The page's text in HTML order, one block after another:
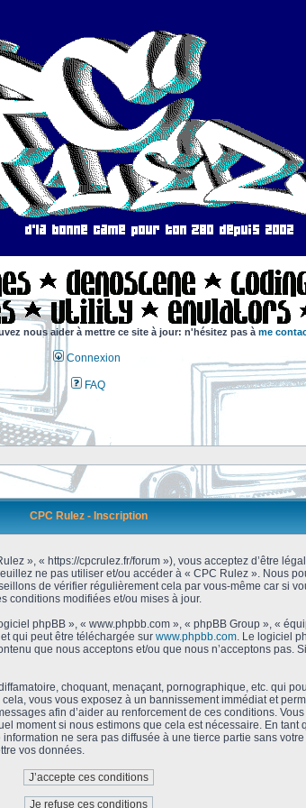
nous aider à mettre ce site à jour: n'hésitez pas à me
Connexion
FAQ
CPC Rulez - Inscription
», « https://cpcrulez.fr/forum »), vous acceptez d’être
ne pas utiliser et/ou accéder à « CPC Rulez ». Nous
de vérifier régulièrement cela par vous-même car si
conditions modifiées et/ou mises à jour.
phpBB », « www.phpbb.com », « phpBB Group », «
qui peut être téléchargée sur www.phpbb.com. Le logiciel
que nous acceptons et/ou que nous n’acceptons pas.
choquant, menaçant, pornographique, etc. qui
vous vous exposez à un bannissement immédiat et
afin d’aider au renforcement de ces conditions.
moment si nous estimons que cela est nécessaire. En
ne sera pas diffusée à une tierce partie sans
vos données.